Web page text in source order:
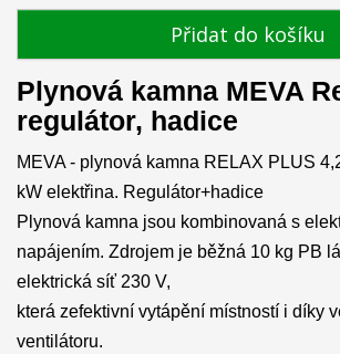
Přidat do košíku
Plynová kamna MEVA
regulátor, hadice
MEVA - plynová kamna RELAX PLUS
kW elektřina. Regulátor+hadice
Plynová kamna jsou kombinovaná s
napájením. Zdrojem je běžná 10 kg PB
elektrická síť 230 V,
která zefektivní vytápění místností i díky
ventilátoru.